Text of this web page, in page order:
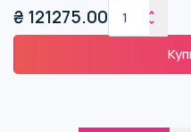
₴ 121275.00